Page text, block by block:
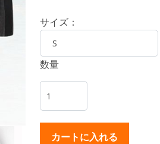
サイズ：
数量